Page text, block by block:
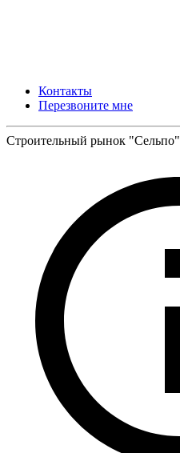
Контакты
Перезвоните мне
Строительный рынок "Сельпо"